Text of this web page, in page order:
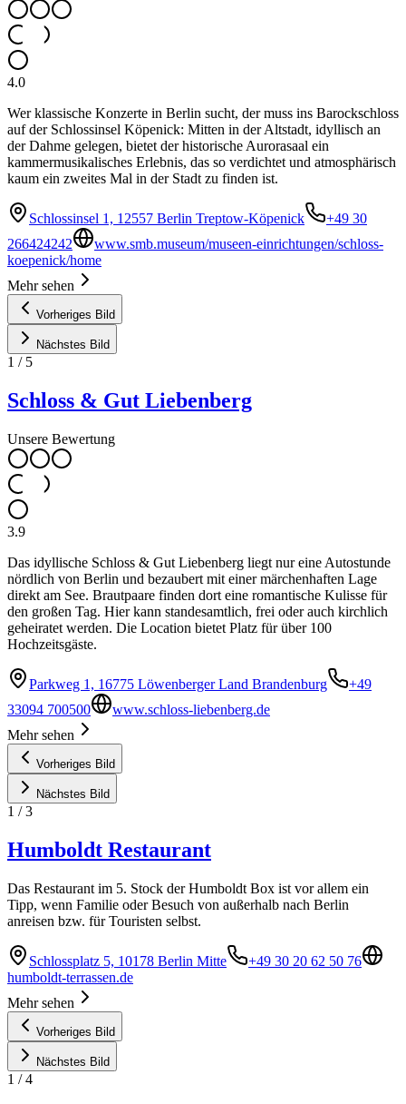
4.0
Wer klassische Konzerte in Berlin sucht, der muss ins Barockschloss
auf der Schlossinsel Köpenick: Mitten in der Altstadt, idyllisch an
der Dahme gelegen, bietet der historische Aurorasaal ein
kammermusikalisches Erlebnis, das so verdichtet und atmosphärisch
kaum ein zweites Mal in der Stadt zu finden ist.
Schlossinsel 1, 12557 Berlin Treptow-Köpenick
+49 30
266424242
www.smb.museum/museen-einrichtungen/schloss-
koepenick/home
Mehr sehen
Vorheriges Bild
Nächstes Bild
1 / 5
Schloss & Gut Liebenberg
Unsere Bewertung
3.9
Das idyllische Schloss & Gut Liebenberg liegt nur eine Autostunde
nördlich von Berlin und bezaubert mit einer märchenhaften Lage
direkt am See. Brautpaare finden dort eine romantische Kulisse für
den großen Tag. Hier kann standesamtlich, frei oder auch kirchlich
geheiratet werden. Die Location bietet Platz für über 100
Hochzeitsgäste.
Parkweg 1, 16775 Löwenberger Land Brandenburg
+49
33094 700500
www.schloss-liebenberg.de
Mehr sehen
Vorheriges Bild
Nächstes Bild
1 /3
Humboldt Restaurant
Das Restaurant im 5. Stock der Humboldt Box ist vor allem ein
Tipp, wenn Familie oder Besuch von außerhalb nach Berlin
anreisen bzw. für Touristen selbst.
Schlossplatz 5, 10178 Berlin Mitte
+49 30 20 62 50 76
humboldt-terrassen.de
Mehr sehen
Vorheriges Bild
Nächstes Bild
1 /4